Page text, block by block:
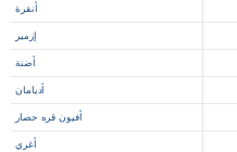
أنقرة
إزمير
أضنة
أديامان
أفيون قره حصار
أغري